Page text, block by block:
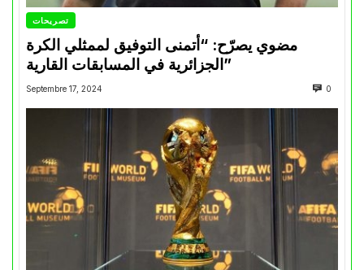
تصريحات
مضوي يصرّح: “أتمنى التوفيق لممثلي الكرة
الجزائرية في المسابقات القارية”
Septembre 17, 2024 0